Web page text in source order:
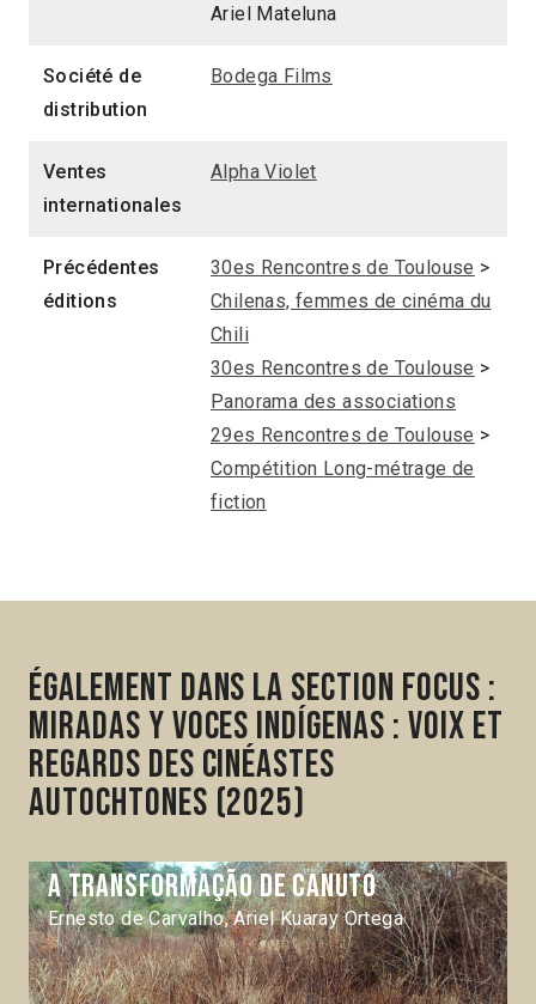
Ariel Mateluna
Société de
distribution
Bodega Films
Ventes
internationales
Alpha Violet
Précédentes
éditions
30es Rencontres de Toulouse >
Chilenas, femmes de cinéma du
Chili
30es Rencontres de Toulouse >
Panorama des associations
29es Rencontres de Toulouse >
Compétition Long-métrage de
fiction
Également dans la section Focus :
Miradas y voces indígenas : voix et
regards des cinéastes
autochtones (2025)
A transformação de Canuto
Ernesto de Carvalho, Ariel Kuaray Ortega